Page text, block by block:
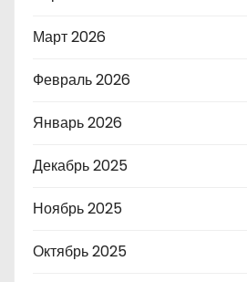
Март 2026
Февраль 2026
Январь 2026
Декабрь 2025
Ноябрь 2025
Октябрь 2025